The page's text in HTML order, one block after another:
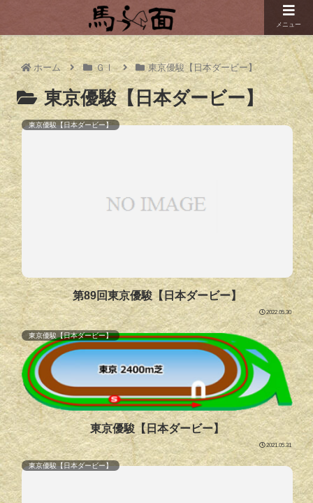
ホーム ＧⅠ 東京優駿【日本ダービー】
東京優駿【日本ダービー】
東京優駿【日本ダービー】
第89回東京優駿【日本ダービー】
2022.05.30
東京優駿【日本ダービー】
東京優駿【日本ダービー】
2021.05.31
東京優駿【日本ダービー】
メニュー